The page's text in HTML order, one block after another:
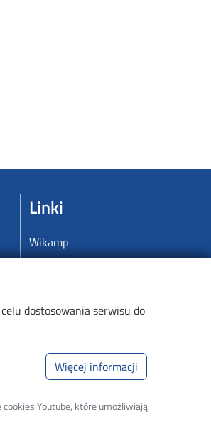
dostosowania serwisu do
Więcej informacji
Youtube, które umożliwiają
Linki
Wikamp
Poczta elektroniczna
Mapa Kampusu
Inicjatywa Doskonałości
Uczelnia Badawcza
Polityka prywatności